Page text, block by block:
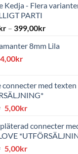
Kedja - Flera
PARTI
– 399,00kr
8mm Lila
Det
4,00krDet
är:
4,00kr.
connecter med texten
Det
priset
var:
12,00kr.
5,00krDet
priset
är:
5,00kr.
connecter
Det
5,00krDet